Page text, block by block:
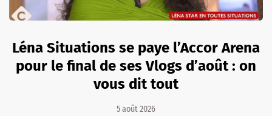
Léna Situations se paye l’Accor Arena
pour le final de ses Vlogs d’août : on
vous dit tout
5 août 2026